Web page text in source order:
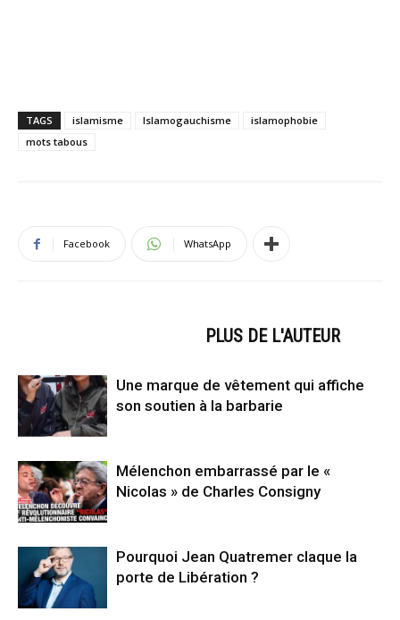
TAGS islamisme Islamogauchisme
islamophobie
mots tabous
Facebook WhatsApp
PLUS DE L'AUTEUR
Une marque de vêtement qui affiche
son soutien à la barbarie
Mélenchon embarrassé par le «
Nicolas » de Charles Consigny
Pourquoi Jean Quatremer claque la
porte de Libération ?